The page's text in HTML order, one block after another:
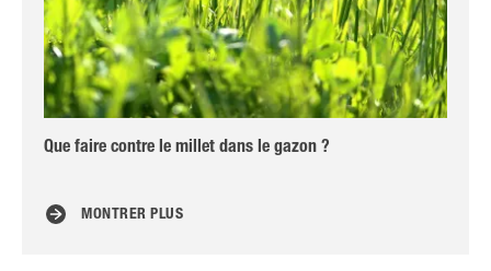
Que faire contre le millet dans le gazon ?
MONTRER PLUS